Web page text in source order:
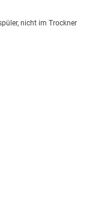
nicht im Trockner